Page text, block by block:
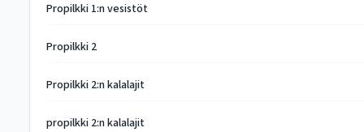
Propilkki 1:n vesistöt
Propilkki 2
Propilkki 2:n kalalajit
propilkki 2:n kalalajit